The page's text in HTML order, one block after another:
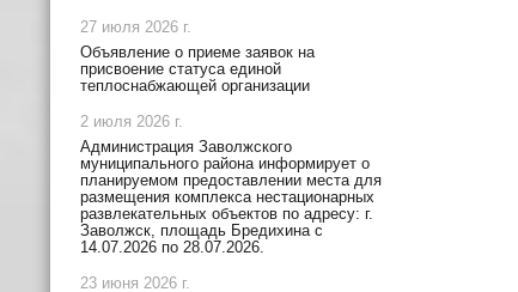
27 июля 2026 г.
Объявление о приеме заявок на
присвоение статуса единой
теплоснабжающей организации
2 июля 2026 г.
Администрация Заволжского
муниципального района информирует о
планируемом предоставлении места для
размещения комплекса нестационарных
развлекательных объектов по адресу: г.
Заволжск, площадь Бредихина с
14.07.2026 по 28.07.2026.
23 июня 2026 г.